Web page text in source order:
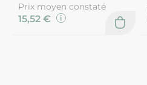
Prix moyen constaté
15,52 €